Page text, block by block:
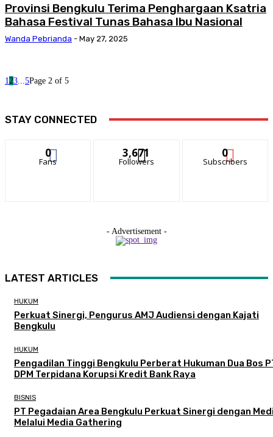
Provinsi Bengkulu Terima Penghargaan Ksatria
Bahasa Festival Tunas Bahasa Ibu Nasional
Wanda Pebrianda - May 27, 2025
1 23 5Page 2 of 5
STAY CONNECTED
0
Fans
3,671
Followers
0
Subscribers
- Advertisement -
LATEST ARTICLES
HUKUM
Perkuat Sinergi, Pengurus AMJ Audiensi dengan Kajati
Bengkulu
HUKUM
Pengadilan Tinggi Bengkulu Perberat Hukuman Dua Bos
DPM Terpidana Korupsi Kredit Bank Raya
BISNIS
PT Pegadaian Area Bengkulu Perkuat Sinergi dengan
Melalui Media Gathering